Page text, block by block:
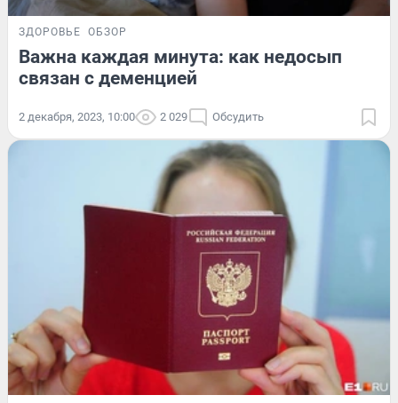
ЗДОРОВЬЕ ОБЗОР
Важна каждая минута: как недосып
связан с деменцией
2 декабря, 2023, 10:00 2 029 Обсудить